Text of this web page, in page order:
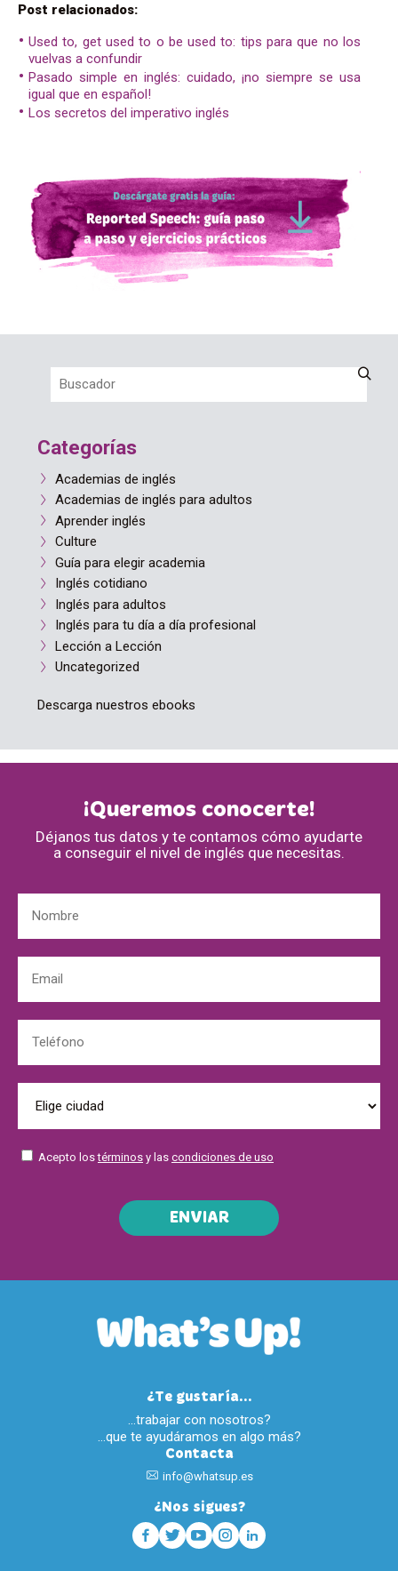
Post relacionados:
Used to, get used to o be used to: tips para que no los
vuelvas a confundir
Pasado simple en inglés: cuidado, ¡no siempre se usa
igual que en español!
Los secretos del imperativo inglés
Categorías
Academias de inglés
Academias de inglés para adultos
Aprender inglés
Culture
Guía para elegir academia
Inglés cotidiano
Inglés para adultos
Inglés para tu día a día profesional
Lección a Lección
Uncategorized
Descarga nuestros ebooks
¡Queremos conocerte!
Déjanos tus datos y te contamos cómo ayudarte
a conseguir el nivel de inglés que necesitas.
Acepto lostérminos y las condiciones de uso
ENVIAR
¿Te gustaría...
…trabajar con nosotros?
…que te ayudáramos en algo más?
Contacta
info@whatsup.es
¿Nos sigues?